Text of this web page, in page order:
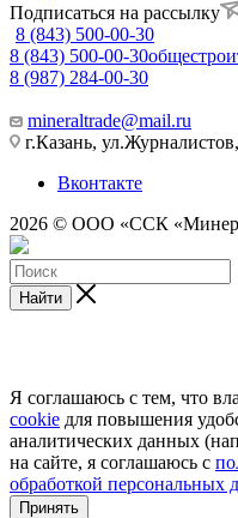
Подписаться на рассылку
8 (843) 500-00-30
8 (843) 500-00-30
8 (987) 284-00-30
mineraltrade@mail.ru
г.Казань,
Вконтакте
2026 © ООО «ССК
Найти
Я соглашаюсь с тем, что
cookie для повышения
аналитических данных
на сайте, я соглашаюсь с
обработкой персональных
Принять